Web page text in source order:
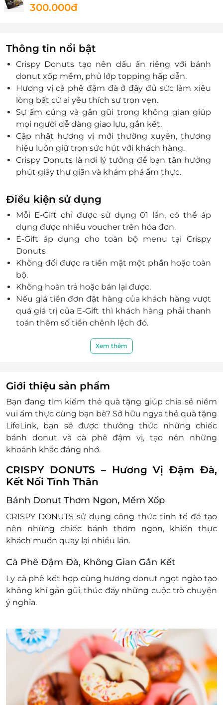
300.000đ
Thông tin nổi bật
Crispy Donuts tạo nên dấu ấn riêng với bánh
donut xốp mềm, phủ lớp topping hấp dẫn.
Hương vị cà phê đậm đà ở đây đủ sức làm xiêu
lòng bất cứ ai yêu thích sự trọn vẹn.
Sự ấm cúng và gần gũi trong không gian giúp
mọi người dễ dàng giao lưu, gắn kết.
Cập nhật hương vị mới thường xuyên, thương
hiệu luôn giữ trọn sức hút với khách hàng.
Crispy Donuts là nơi lý tưởng để bạn tận hưởng
phút giây thư giãn và khám phá ẩm thực.
Điều kiện sử dụng
Mỗi E-Gift chỉ được sử dụng 01 lần, có thể áp
dụng được nhiều voucher trên hóa đơn.
E-Gift áp dụng cho toàn bộ menu tại Crispy
Donuts
Không đổi được ra tiền mặt một phần hoặc toàn
bộ.
Không hoàn trả hoặc bán lại được.
Nếu giá tiền đơn đặt hàng của khách hàng vượt
quá giá trị của E-Gift thì khách hàng phải thanh
toán thêm số tiền chênh lệch đó.
Khách hàng có trách nhiệm bảo mật thông tin
mã thẻ quà tặng sau khi đặt mua. LifeLink sẽ
không chịu trách nhiệm hoàn trả các mã thẻ bị
mất hoặc ở trạng thái "đã sử dụng" với bất kỳ lý
do gì.
LifeLink không chịu trách nhiệm đối với chất
lượng của sản phẩm được cung cấp cũng như
đối với các tranh chấp về sau giữa khách hàng và
nhà cung cấp.
khoản và điều kiện sử dụng mà không thông
báo trước.
Xem thêm
Giới thiệu sản phẩm
Bạn đang tìm kiếm thẻ quà tặng giúp chia sẻ niềm
vui ẩm thực cùng bạn bè? Sở hữu ngya thẻ quà tặng
LifeLink, bạn sẽ được thưởng thức những chiếc
bánh donut và cà phê đậm vị, tạo nên những
khoảnh khắc đáng nhớ.
CRISPY DONUTS – Hương Vị Đậm Đà,
Kết Nối Tình Thân
Bánh Donut Thơm Ngon, Mềm Xốp
CRISPY DONUTS sử dụng công thức tinh tế để tạo
nên những chiếc bánh thơm ngon, khiến thực
khách muốn quay lại nhiều lần.
Cà Phê Đậm Đà, Không Gian Gắn Kết
Ly cà phê kết hợp cùng hương donut ngọt ngào tạo
không khí gần gũi, thúc đẩy những cuộc trò chuyện
ý nghĩa.